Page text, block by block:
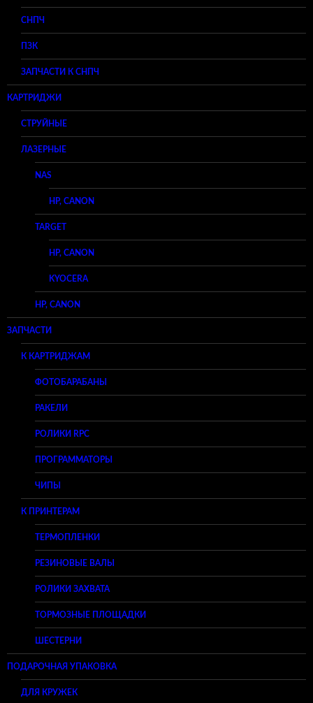
СНПЧ
ПЗК
ЗАПЧАСТИ К СНПЧ
КАРТРИДЖИ
СТРУЙНЫЕ
ЛАЗЕРНЫЕ
NAS
HP, CANON
TARGET
HP, CANON
KYOCERA
HP, CANON
ЗАПЧАСТИ
К КАРТРИДЖАМ
ФОТОБАРАБАНЫ
РАКЕЛИ
РОЛИКИ RPC
ПРОГРАММАТОРЫ
ЧИПЫ
К ПРИНТЕРАМ
ТЕРМОПЛЕНКИ
РЕЗИНОВЫЕ ВАЛЫ
РОЛИКИ ЗАХВАТА
ТОРМОЗНЫЕ ПЛОЩАДКИ
ШЕСТЕРНИ
ПОДАРОЧНАЯ УПАКОВКА
ДЛЯ КРУЖЕК